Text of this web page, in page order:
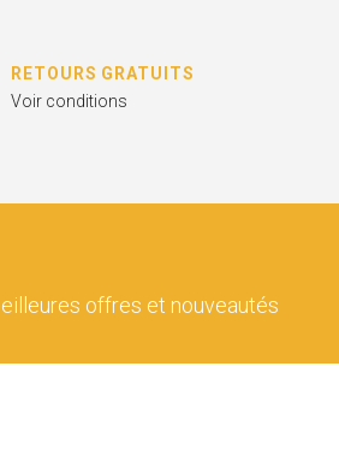
RETOURS GRATUITS
Voir conditions
offres et nouveautés